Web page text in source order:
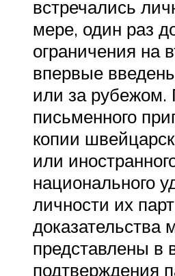
встречались
мере, один раз
ограничения на
впервые
или за
письменного
копии
или
национального
личности их
доказательства
представлены в
подтверждения